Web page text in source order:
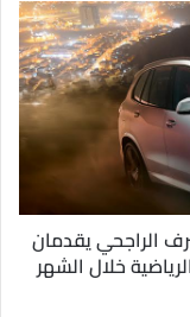
الراجحي يقدمان
عروضاً استثنائية على سيارة BMW X5M الرياضية خلال الشهر